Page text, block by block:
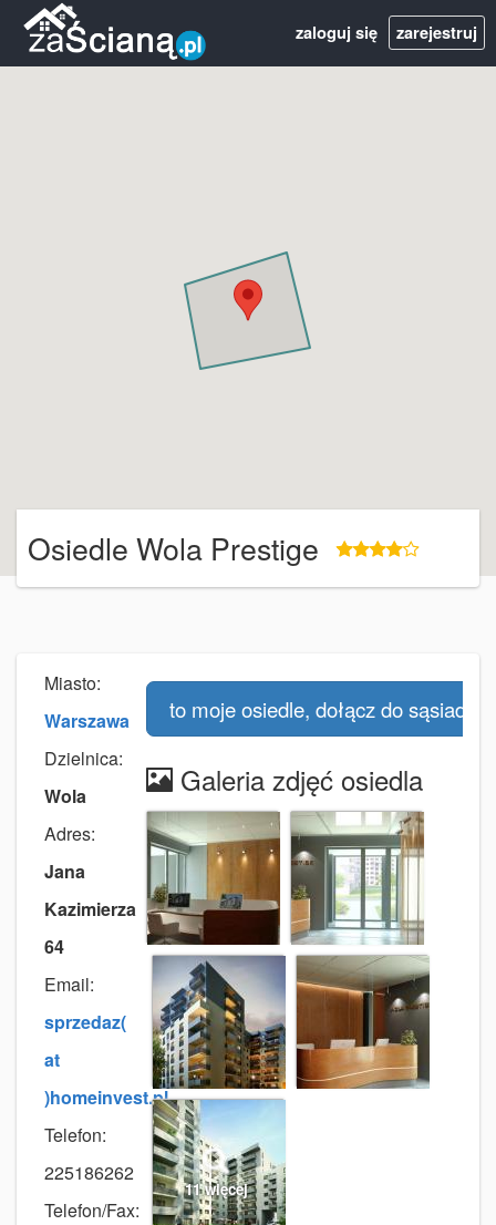
zaloguj się zarejestruj
Osiedle Wola Prestige
Miasto:
Warszawa
Dzielnica:
Wola
Adres:
Jana
Kazimierza
64
Email:
sprzedaz(
at
)homeinvest.pl
Telefon:
225186262
Telefon/Fax:
to moje osiedle, dołącz do sąsiadów
Galeria zdjęć osiedla
11 więcej